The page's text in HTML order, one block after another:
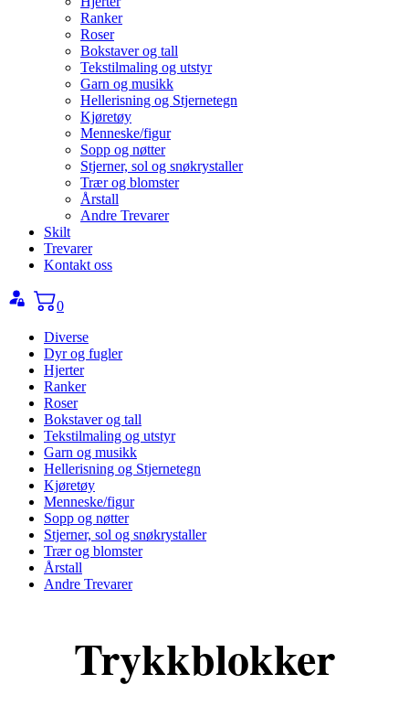
Ranker
Roser
Bokstaver og tall
Tekstilmaling og utstyr
Garn og musikk
Hellerisning og Stjernetegn
Kjøretøy
Menneske/figur
Sopp og nøtter
Stjerner, sol og snøkrystaller
Trær og blomster
Årstall
Andre Trevarer
Skilt
Trevarer
Kontakt oss
0
Diverse
Dyr og fugler
Hjerter
Ranker
Roser
Bokstaver og tall
Tekstilmaling og utstyr
Garn og musikk
Hellerisning og Stjernetegn
Kjøretøy
Menneske/figur
Sopp og nøtter
Stjerner, sol og snøkrystaller
Trær og blomster
Årstall
Andre Trevarer
Trykkblokker